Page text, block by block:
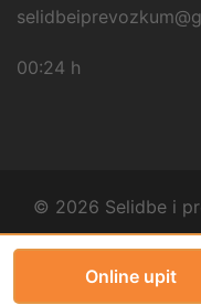
Online upit
00:24 h
© 2026 Selidbe i